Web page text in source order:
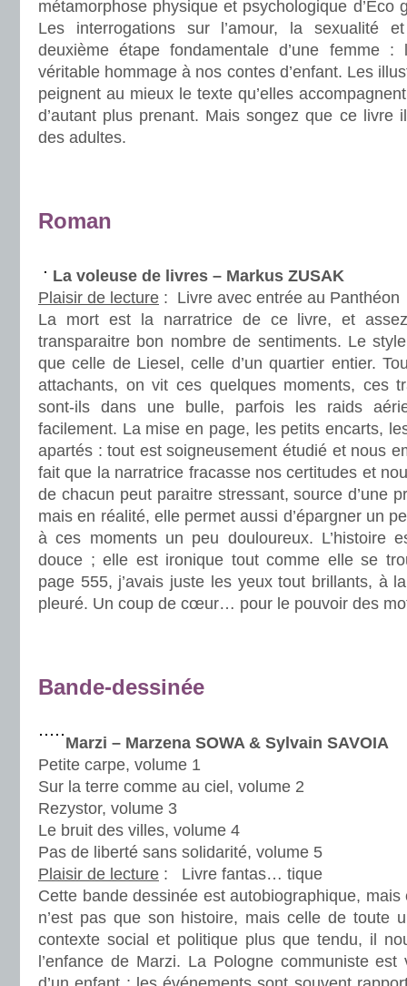
métamorphose physique et psychologique d’Eco
Les interrogations sur l’amour, la sexualité
deuxième étape fondamentale d’une femme :
véritable hommage à nos contes d’enfant. Les
peignent au mieux le texte qu’elles
d’autant plus prenant. Mais songez que ce livre
des adultes.
Roman
La voleuse de livres – Markus ZUSAK
Plaisir de lecture : Livre avec entrée au Panthéon
La mort est la narratrice de ce livre, et
transparaitre bon nombre de sentiments. Le
que celle de Liesel, celle d’un quartier entier.
attachants, on vit ces quelques moments, ces
sont-ils dans une bulle, parfois les raids
facilement. La mise en page, les petits encarts,
apartés : tout est soigneusement étudié et nous
fait que la narratrice fracasse nos certitudes et
de chacun peut paraitre stressant, source d’une
mais en réalité, elle permet aussi d’épargner un
à ces moments un peu douloureux. L’histoire
douce ; elle est ironique tout comme elle se
page 555, j’avais juste les yeux tout brillants, à
pleuré. Un coup de cœur… pour le pouvoir des
Bande-dessinée
Marzi – Marzena SOWA & Sylvain SAVOIA
Petite carpe, volume 1
Sur la terre comme au ciel, volume 2
Rezystor, volume 3
Le bruit des villes, volume 4
Pas de liberté sans solidarité, volume 5
Plaisir de lecture :
Livre fantas… tique
Cette bande dessinée est autobiographique, mais
n’est pas que son histoire, mais celle de toute
contexte social et politique plus que tendu, il
l’enfance de Marzi. La Pologne communiste